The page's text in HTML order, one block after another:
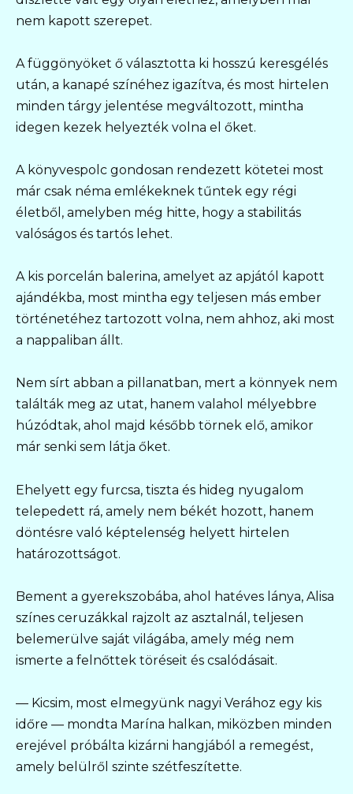
nem kapott szerepet.
A függönyöket ő választotta ki hosszú keresgélés
után, a kanapé színéhez igazítva, és most hirtelen
minden tárgy jelentése megváltozott, mintha
idegen kezek helyezték volna el őket.
A könyvespolc gondosan rendezett kötetei most
már csak néma emlékeknek tűntek egy régi
életből, amelyben még hitte, hogy a stabilitás
valóságos és tartós lehet.
A kis porcelán balerina, amelyet az apjától kapott
ajándékba, most mintha egy teljesen más ember
történetéhez tartozott volna, nem ahhoz, aki most
a nappaliban állt.
Nem sírt abban a pillanatban, mert a könnyek nem
találták meg az utat, hanem valahol mélyebbre
húzódtak, ahol majd később törnek elő, amikor
már senki sem látja őket.
Ehelyett egy furcsa, tiszta és hideg nyugalom
telepedett rá, amely nem békét hozott, hanem
döntésre való képtelenség helyett hirtelen
határozottságot.
Bement a gyerekszobába, ahol hatéves lánya, Alisa
színes ceruzákkal rajzolt az asztalnál, teljesen
belemerülve saját világába, amely még nem
ismerte a felnőttek töréseit és csalódásait.
— Kicsim, most elmegyünk nagyi Verához egy kis
időre — mondta Marína halkan, miközben minden
erejével próbálta kizárni hangjából a remegést,
amely belülről szinte szétfeszítette.